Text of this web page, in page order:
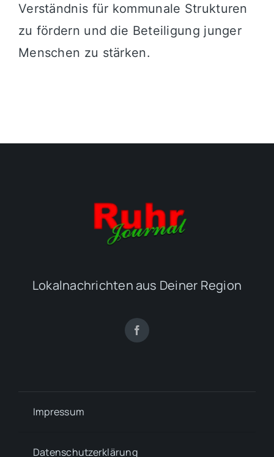
Verständnis für kommunale Strukturen
zu fördern und die Beteiligung junger
Menschen zu stärken.
Lokalnachrichten aus Deiner Region
Impressum
Datenschutzerklärung